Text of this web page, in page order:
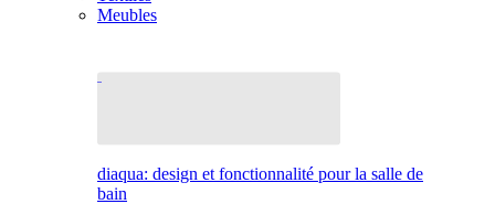
Meubles
diaqua: design et fonctionnalité pour la salle de
bain